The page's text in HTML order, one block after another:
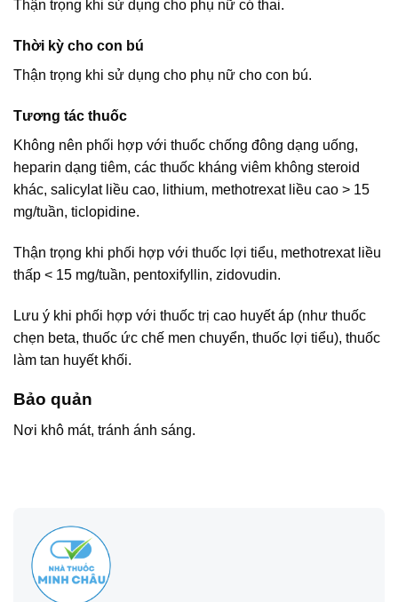
Thận trọng khi sử dụng cho phụ nữ có thai.
Thời kỳ cho con bú
Thận trọng khi sử dụng cho phụ nữ cho con bú.
Tương tác thuốc
Không nên phối hợp với thuốc chống đông dạng uống,
heparin dạng tiêm, các thuốc kháng viêm không steroid
khác, salicylat liều cao, lithium, methotrexat liều cao > 15
mg/tuần, ticlopidine.
Thận trọng khi phối hợp với thuốc lợi tiểu, methotrexat liều
thấp < 15 mg/tuần, pentoxifyllin, zidovudin.
Lưu ý khi phối hợp với thuốc trị cao huyết áp (như thuốc
chẹn beta, thuốc ức chế men chuyển, thuốc lợi tiểu), thuốc
làm tan huyết khối.
Bảo quản
Nơi khô mát, tránh ánh sáng.